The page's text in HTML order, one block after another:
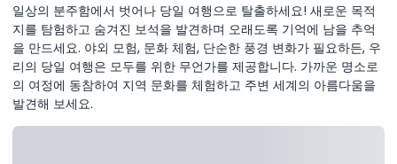
일상의 분주함에서 벗어나 당일 여행으로 탈출하세요! 새로운 목적
지를 탐험하고 숨겨진 보석을 발견하며 오래도록 기억에 남을 추억
을 만드세요. 야외 모험, 문화 체험, 단순한 풍경 변화가 필요하든, 우
리의 당일 여행은 모두를 위한 무언가를 제공합니다. 가까운 명소로
의 여정에 동참하여 지역 문화를 체험하고 주변 세계의 아름다움을
발견해 보세요.